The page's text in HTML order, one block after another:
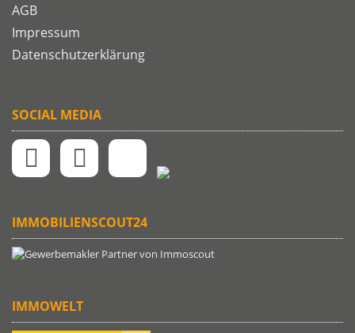
AGB
Impressum
Datenschutzerklärung
SOCIAL MEDIA
IMMOBILIENSCOUT24
IMMOWELT